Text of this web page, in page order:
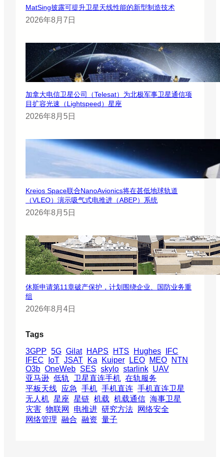
MatSing披露可提升卫星天线性能的新型制造技术
2026年8月7日
加拿大电信卫星公司（Telesat）为北极军事卫星通信项
目扩容光速（Lightspeed）星座
2026年8月5日
Kreios Space联合NanoAvionics将在甚低地球轨道
（VLEO）演示吸气式电推进（ABEP）系统
2026年8月5日
休斯申请第11章破产保护，计划围绕企业、国防业务重
组
2026年8月4日
Tags
3GPP 5G Gilat HAPS HTS Hughes
IFC
IFEC
IoT JSAT Ka Kuiper LEO MEO
NTN
O3b OneWeb SES skylo starlink UAV
亚马逊 低轨 卫星直连手机 在轨服务
平板天线 应急 手机 手机直连 手机直连卫星
无人机 星座 星链 机载 机载通信 海事卫星
灾害 物联网 电推进 研究方法
网络安全
网络管理 融合 融资 量子